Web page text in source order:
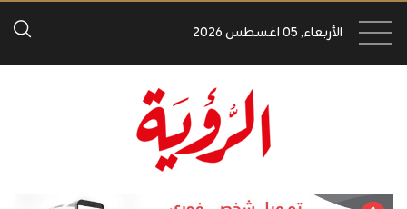
الأربعاء, 05 اغسطس 2026